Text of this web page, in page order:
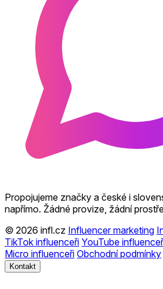
Propojujeme značky a české i
napřímo. Žádné provize, žádní
© 2026 infl.cz Influencer marketing
TikTok influenceři YouTube
Micro influenceři Obchodní podmínky
Kontakt